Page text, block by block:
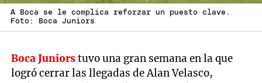
A Boca se le complica reforzar un puesto clave.
Foto: Boca Juniors
Boca Juniorstuvo una gran semana en la que
logró cerrar las llegadas de Alan Velasco,